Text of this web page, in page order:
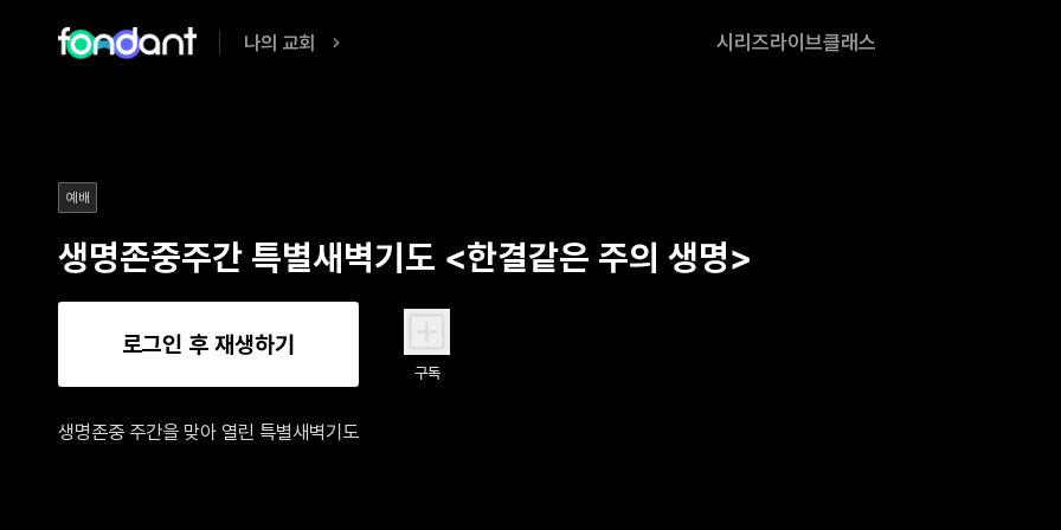
나의 교회 시리즈라이브클래스
예배
생명존중주간 특별새벽기도 <한결같은 주의 생명>
로그인 후 재생하기
구독
생명존중 주간을 맞아 열린 특별새벽기도